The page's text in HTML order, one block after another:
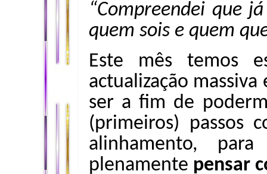
“Compreendei que
quem sois e quem
Este mês temos
actualização
ser a fim de
(primeiros) passos
alinhamento,
plenamente pensar